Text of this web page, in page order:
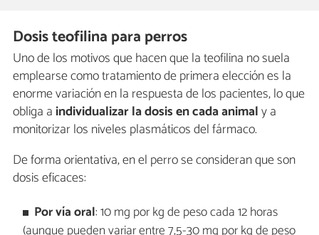
Dosis teofilina para perros
Uno de los motivos que hacen que la teofilina no suela
emplearse como tratamiento de primera elección es la
enorme variación en la respuesta de los pacientes, lo que
obliga a individualizar la dosis en cada animaly a
monitorizar los niveles plasmáticos del fármaco.
De forma orientativa, en el perro se consideran que son
dosis eficaces:
Por vía oral: 10 mg por kg de peso cada 12 horas
(aunque pueden variar entre 7,5-30 mg por kg de peso